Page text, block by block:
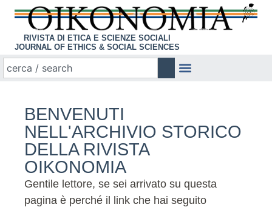
RIVISTA DI ETICA E SCIENZE SOCIALI
JOURNAL OF ETHICS & SOCIAL SCIENCES
BENVENUTI
NELL'ARCHIVIO STORICO
DELLA RIVISTA
OIKONOMIA
Gentile lettore, se sei arrivato su questa
pagina è perché il link che hai seguito